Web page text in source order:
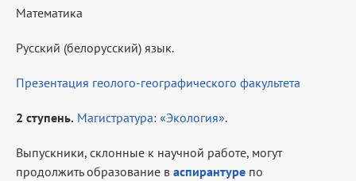
Математика
Русский (белорусский) язык.
Презентация геолого-географического факультета
2 ступень. Магистратура: «Экология».
Выпускники, склонные к научной работе, могут
продолжить образование в аспирантуре по